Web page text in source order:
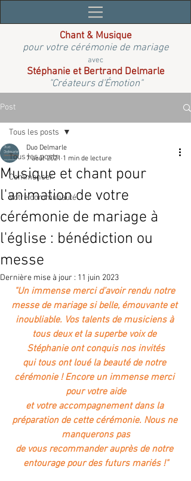
Chant & Musique
pour votre cérémonie de mariage
avec
Stéphanie et Bertrand Delmarle
"Créateurs d'Émotion"
Post
Tous les posts
Commencer
Votre communauté
Tous les posts
Musique et chant pour
l'animation de votre
cérémonie de mariage à
l'église : bénédiction ou
messe
Duo Delmarle
7 août 2021 1 min de lecture
Dernière mise à jour : 11 juin 2023
"Un immense merci d’avoir rendu notre
messe de mariage si belle, émouvante et
inoubliable. Vos talents de musiciens à
tous deux et la superbe voix de
Stéphanie ont conquis nos invités
qui tous ont loué la beauté de notre
cérémonie ! Encore un immense merci
pour votre aide
et votre accompagnement dans la
préparation de cette cérémonie. Nous ne
manquerons pas
de vous recommander auprès de notre
entourage pour des futurs mariés !"